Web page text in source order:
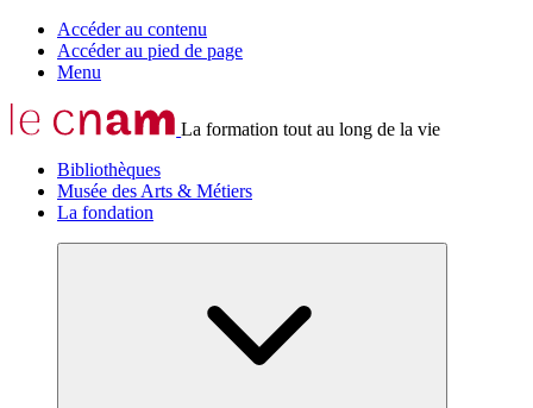
Accéder au contenu
Accéder au pied de page
Menu
La formation tout au long de la vie
Bibliothèques
Musée des Arts & Métiers
La fondation